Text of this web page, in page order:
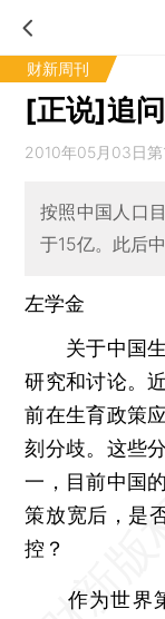
财新周刊
[正说]追
2010年05月03日第
按照中国人口
于15亿。此后
左学金
关于中国生
研究和讨论。
前在生育政策
刻分歧。这些
一，目前中国
策放宽后，是
控？
作为世界第